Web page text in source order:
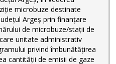
microbuze destinate
Argeș prin finanțare
de microbuze/stații de
unitate administrativ
privind îmbunătățirea
cantității de emisii de gaze